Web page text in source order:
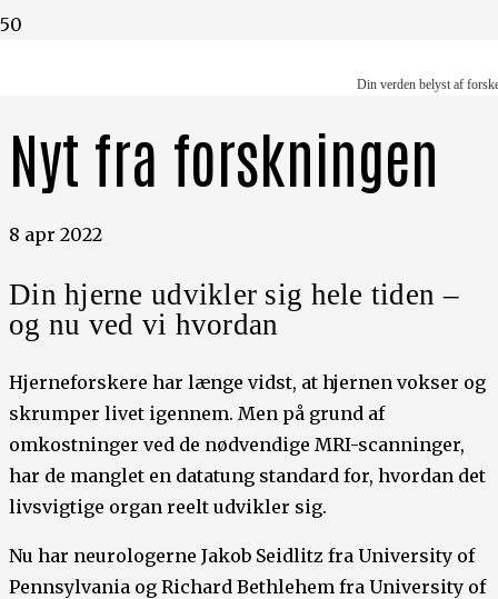
Din verden belyst af
Nyt fra forskningen
8 apr 2022
Din hjerne udvikler sig hele tiden –
og nu ved vi hvordan
Hjerneforskere har længe vidst, at hjernen vokser og
skrumper livet igennem. Men på grund af
omkostninger ved de nødvendige MRI-scanninger,
har de manglet en datatung standard for, hvordan det
livsvigtige organ reelt udvikler sig.
Nu har neurologerne Jakob Seidlitz fra University of
Pennsylvania og Richard Bethlehem fra University of